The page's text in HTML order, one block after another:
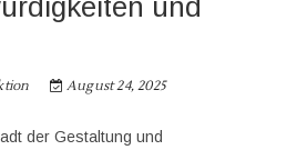
August 24, 2025
der Gestaltung und